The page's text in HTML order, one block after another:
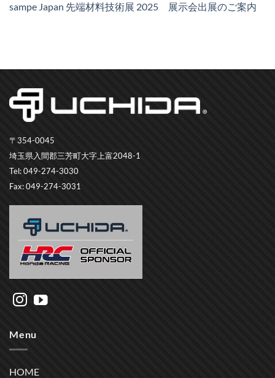
sampe Japan 先端材料技術展 2025 展示会出展のご案内
〒354-0045
埼玉県入間郡三芳町大字上富2048-1
Tel: 049-274-3030
Fax: 049-274-3031
Menu
HOME